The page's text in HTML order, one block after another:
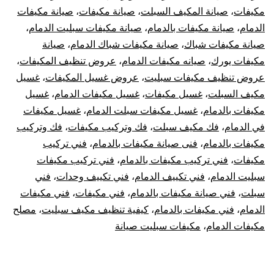
مكيفات، صيانة المكيف السبلت، صيانة مكيفات، صيانة مكيفات
الدمام، صيانة مكيفات بالدمام، صيانة مكيفات سبليت الدمام،
صيانة مكيفات شباك، صيانة مكيفات شباك الدمام، صيانة
مكيفات يورك، صيانه مكيفات الدمام، عروض تنظيف المكيفات،
عروض تنظيف مكيفات سبليت، عروض غسيل المكيفات، غسيل
مكيف السبلت، غسيل مكيفات، غسيل مكيفات الدمام، غسيل
مكيفات بالدمام، غسيل مكيفات سبلت الدمام، غسيل مكيفات
في الدمام، فك مكيف سبلت، فك وتركيب مكيفات، فك وتركيب
مكيفات بالدمام، فنى صيانة مكيفات بالدمام، فني تركيب
مكيفات، فني تركيب مكيفات بالدمام، فني تركيب مكيفات
سبليت الدمام، فني تكييف الدمام، فني تكييف وحدات، فني
سبلت، فني صيانة مكيفات بالدمام، فني مكيفات، فني مكيفات
الدمام، فني مكيفات بالدمام، كيفية تنظيف مكيف سبليت، مصلح
مكيفات الدمام، مكيفات سبليت صيانة